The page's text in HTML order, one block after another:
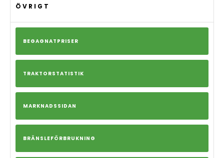
ÖVRIGT
BEGAGNATPRISER
TRAKTORSTATISTIK
MARKNADSSIDAN
BRÄNSLEFÖRBRUKNING